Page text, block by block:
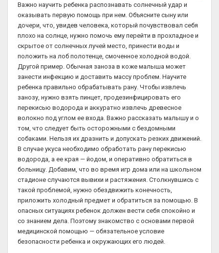
Важно научить ребенка распознавать солнечный удар и
оказывать первую помощь при нем. Объясните сыну или
дочери, что, увидев человека, который почувствовал себя
плохо на солнце, нужно помочь ему перейти в прохладное и
скрытое от солнечных лучей место, принести воды и
положить на лоб полотенце, смоченное холодной водой.
Другой пример. Обычная заноза в коже малыша может
занести инфекцию и доставить массу проблем. Научите
ребенка правильно обрабатывать рану. Чтобы извлечь
занозу, нужно взять пинцет, продезинфицировать его
перекисью водорода и аккуратно извлечь древесное
волокно под углом ее входа. Важно рассказать малышу и о
том, что следует быть осторожными с бездомными
собаками. Нельзя их дразнить и допускать резких движений.
В случае укуса необходимо обработать рану перекисью
водорода, а ее края — йодом, и оперативно обратиться в
больницу. Добавим, что во время игр дома или на школьном
стадионе случаются вывихи и растяжения. Столкнувшись с
такой проблемой, нужно обездвижить конечность,
приложить холодный предмет и обратиться за помощью. В
опасных ситуациях ребенок должен вести себя спокойно и
со знанием дела. Поэтому знакомство с основами первой
медицинской помощью — обязательное условие
безопасности ребенка и окружающих его людей.